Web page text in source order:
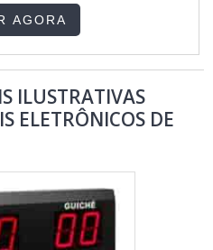
para supervisionar a rede
a transferência da....
AGORA
ILUSTRATIVAS
ELETRÔNICOS DE